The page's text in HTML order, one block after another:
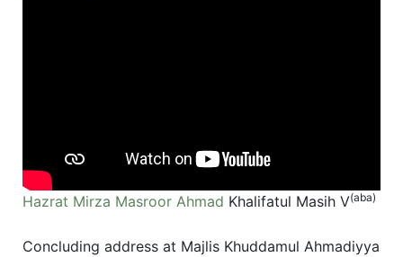
Hazrat Mirza Masroor Ahmad Khalifatul Masih V(aba)
Concluding address at Majlis Khuddamul Ahmadiyya